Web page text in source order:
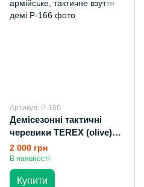
Артикул: P-166
Демісезонні тактичні
черевики TEREX (olive)
армійське, тактичне
взуття демі
2 000 грн
В наявності
Купити